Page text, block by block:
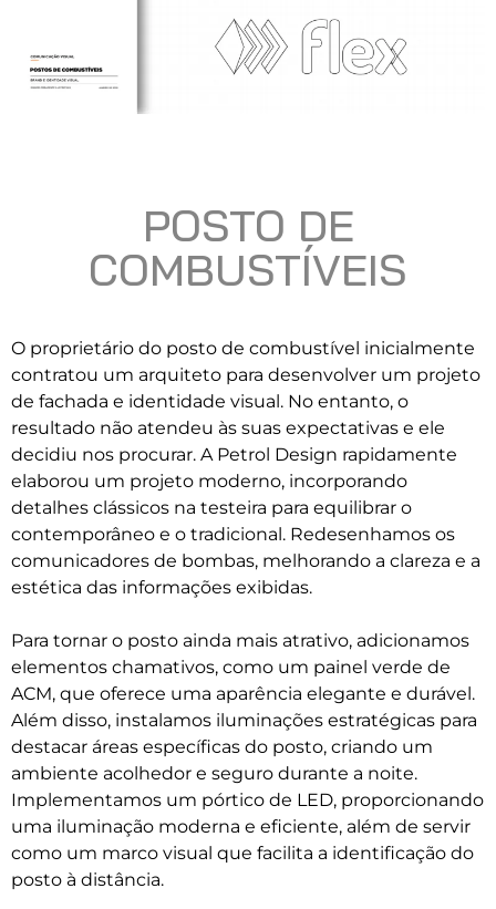
POSTO DE
COMBUSTÍVEIS
O proprietário do posto de combustível inicialmente
contratou um arquiteto para desenvolver um projeto
de fachada e identidade visual. No entanto, o
resultado não atendeu às suas expectativas e ele
decidiu nos procurar. A Petrol Design rapidamente
elaborou um projeto moderno, incorporando
detalhes clássicos na testeira para equilibrar o
contemporâneo e o tradicional. Redesenhamos os
comunicadores de bombas, melhorando a clareza e a
estética das informações exibidas.
Para tornar o posto ainda mais atrativo, adicionamos
elementos chamativos, como um painel verde de
ACM, que oferece uma aparência elegante e durável.
Além disso, instalamos iluminações estratégicas para
destacar áreas específicas do posto, criando um
ambiente acolhedor e seguro durante a noite.
Implementamos um pórtico de LED, proporcionando
uma iluminação moderna e eficiente, além de servir
como um marco visual que facilita a identificação do
posto à distância.